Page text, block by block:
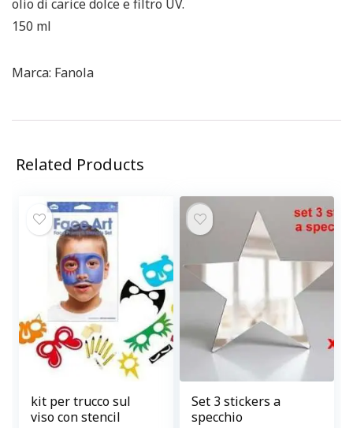
olio di carice dolce e filtro UV.
150 ml
Marca: Fanola
Related Products
kit per trucco sul
viso con stencil
Set 3 stickers a
specchio